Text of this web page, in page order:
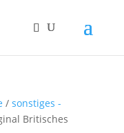
/ sonstiges -
Britisches